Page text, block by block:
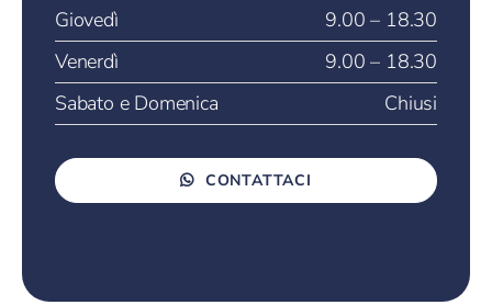
Giovedì
9.00 – 18.30
Venerdì
9.00 – 18.30
Sabato e Domenica
Chiusi
CONTATTACI